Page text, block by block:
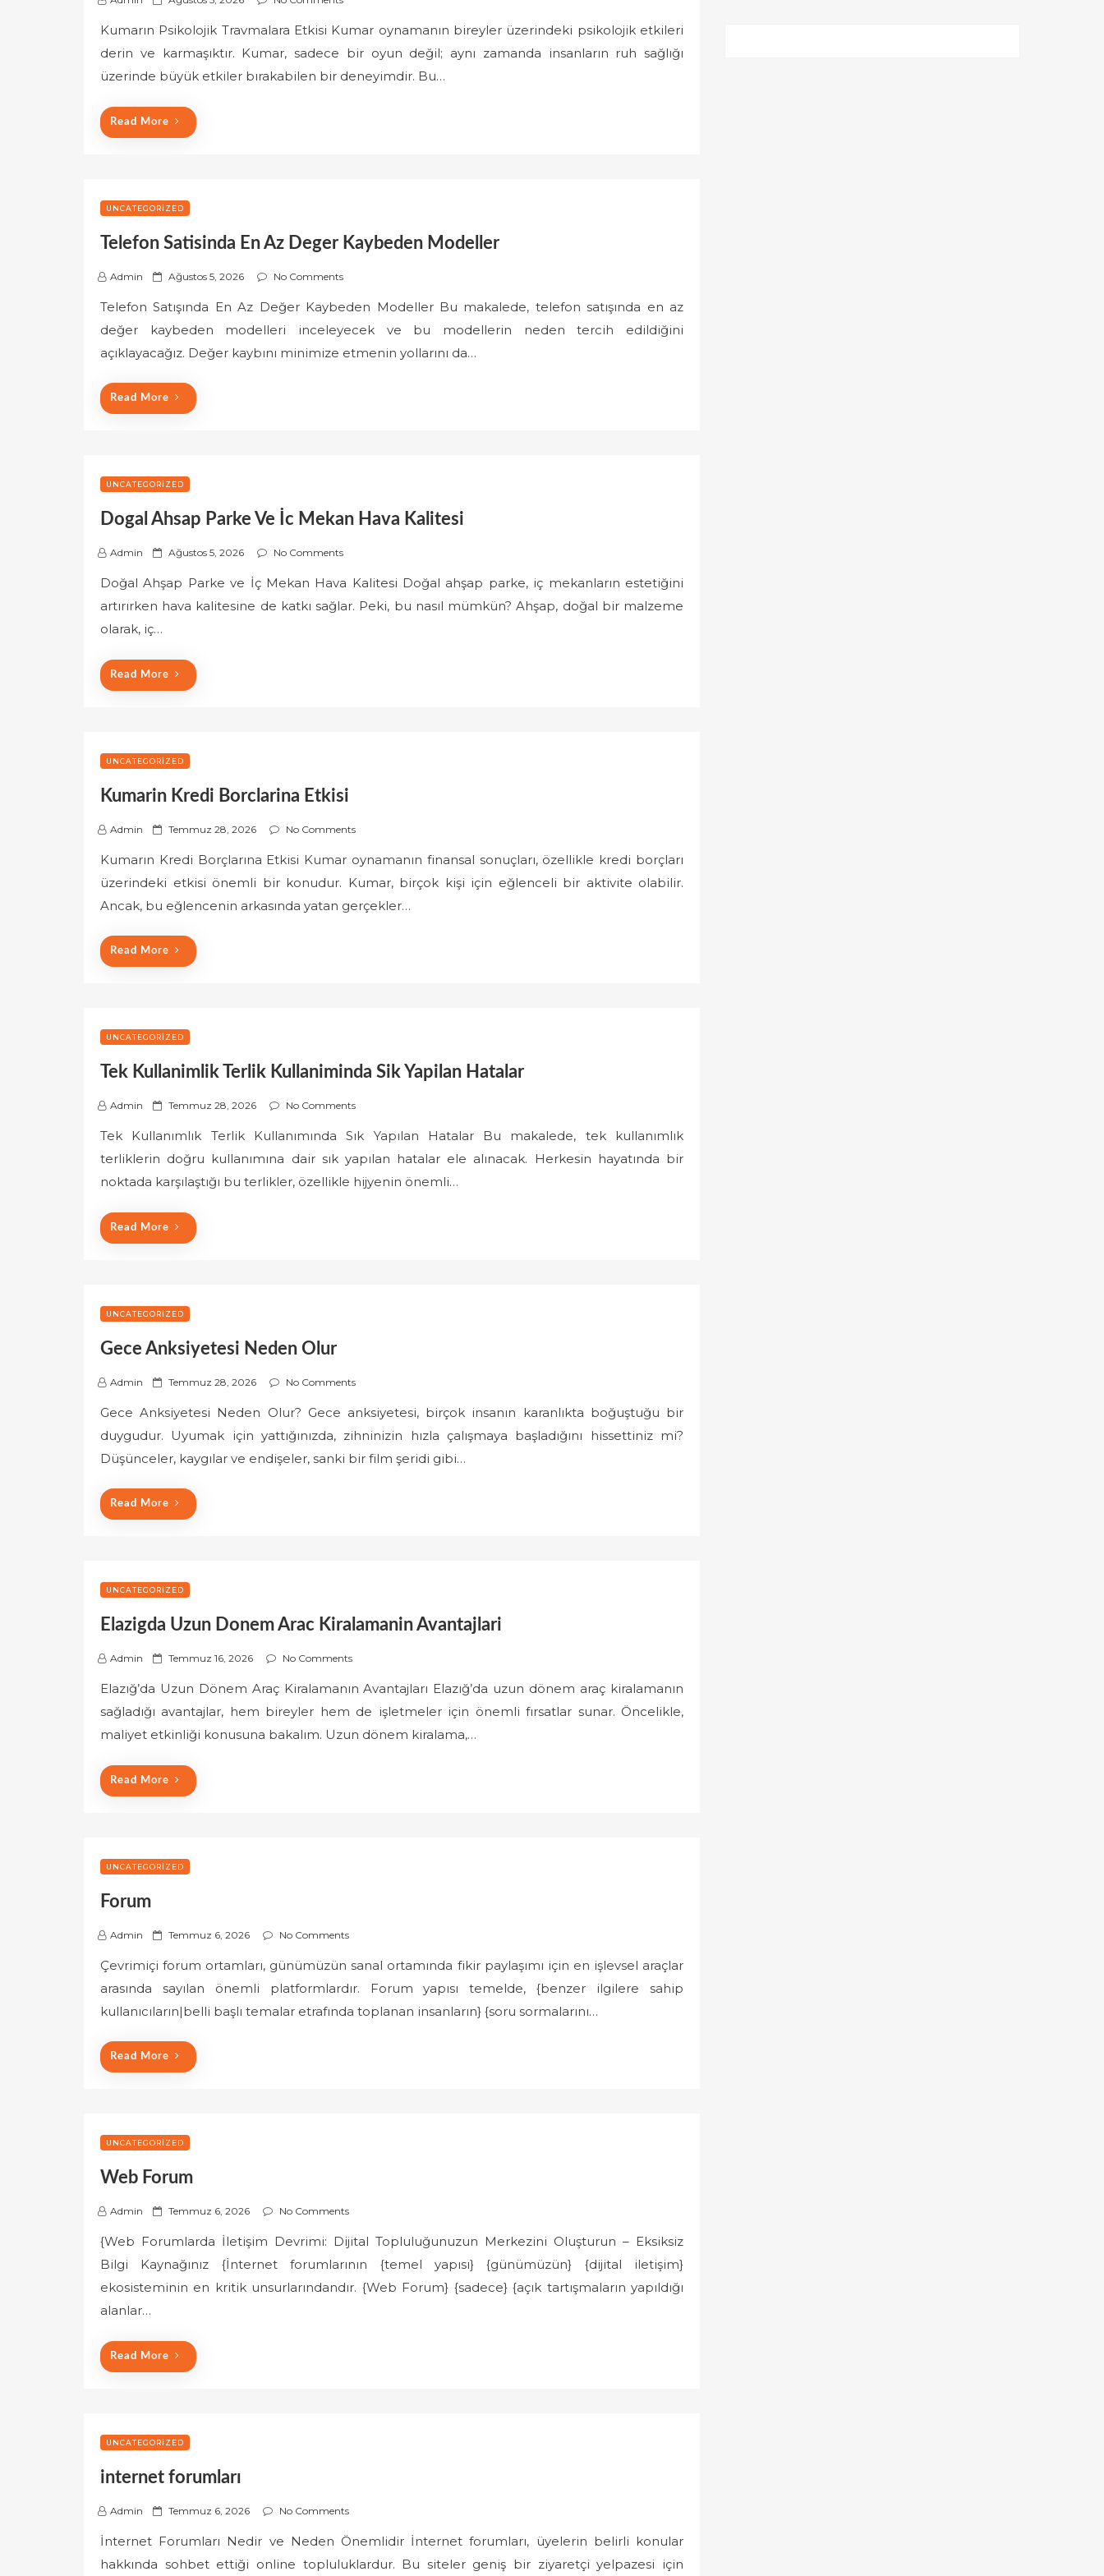
s
e
o
n
Kumarın Psikolojik Travmalara Etkisi Kumar oynamanın bireyler üzerindeki psikolojik etkileri
derin ve karmaşıktır. Kumar, sadece bir oyun değil; aynı zamanda insanların ruh sağlığı
üzerinde büyük etkiler bırakabilen bir deneyimdir. Bu…
Read More
UNCATEGORIZED
Telefon Satisinda En Az Deger Kaybeden Modeller
Admin
P
s
t
o
n
Ağustos 5, 2026 No Comments
Telefon Satışında En Az Değer Kaybeden Modeller Bu makalede, telefon satışında en az
değer kaybeden modelleri inceleyecek ve bu modellerin neden tercih edildiğini
açıklayacağız. Değer kaybını minimize etmenin yollarını da…
Read More
UNCATEGORIZED
Dogal Ahsap Parke Ve İc Mekan Hava Kalitesi
Admin
P
s
t
o
n
Ağustos 5, 2026 No Comments
Doğal Ahşap Parke ve İç Mekan Hava Kalitesi Doğal ahşap parke, iç mekanların estetiğini
artırırken hava kalitesine de katkı sağlar. Peki, bu nasıl mümkün? Ahşap, doğal bir malzeme
olarak, iç…
Read More
UNCATEGORIZED
Kumarin Kredi Borclarina Etkisi
Admin
P
s
t
o
n
Temmuz 28, 2026 No Comments
Kumarın Kredi Borçlarına Etkisi Kumar oynamanın finansal sonuçları, özellikle kredi borçları
üzerindeki etkisi önemli bir konudur. Kumar, birçok kişi için eğlenceli bir aktivite olabilir.
Ancak, bu eğlencenin arkasında yatan gerçekler…
Read More
UNCATEGORIZED
Tek Kullanimlik Terlik Kullaniminda Sik Yapilan Hatalar
Admin
P
s
e
o
n
Temmuz 28, 2026 No Comments
Tek Kullanımlık Terlik Kullanımında Sık Yapılan Hatalar Bu makalede, tek kullanımlık
terliklerin doğru kullanımına dair sık yapılan hatalar ele alınacak. Herkesin hayatında bir
noktada karşılaştığı bu terlikler, özellikle hijyenin önemli…
Read More
UNCATEGORIZED
Gece Anksiyetesi Neden Olur
Admin
P
s
o
n
Temmuz 28, 2026 No Comments
Gece Anksiyetesi Neden Olur? Gece anksiyetesi, birçok insanın karanlıkta boğuştuğu bir
duygudur. Uyumak için yattığınızda, zihninizin hızla çalışmaya başladığını hissettiniz mi?
Düşünceler, kaygılar ve endişeler, sanki bir film şeridi gibi…
Read More
UNCATEGORIZED
Elazigda Uzun Donem Arac Kiralamanin Avantajlari
Admin
P
s
t
e
o
n
Temmuz 16, 2026 No Comments
Elazığ’da Uzun Dönem Araç Kiralamanın Avantajları Elazığ’da uzun dönem araç kiralamanın
sağladığı avantajlar, hem bireyler hem de işletmeler için önemli fırsatlar sunar. Öncelikle,
maliyet etkinliği konusuna bakalım. Uzun dönem kiralama,…
Read More
UNCATEGORIZED
Forum
Admin
P
s
t
o
n
Temmuz 6, 2026 No Comments
Çevrimiçi forum ortamları, günümüzün sanal ortamında fikir paylaşımı için en işlevsel araçlar
arasında sayılan önemli platformlardır. Forum yapısı temelde, {benzer ilgilere sahip
kullanıcıların|belli başlı temalar etrafında toplanan insanların} {soru sormalarını…
Read More
UNCATEGORIZED
Web Forum
Admin
P
s
t
e
Temmuz 6, 2026 No Comments
{Web Forumlarda İletişim Devrimi: Dijital Topluluğunuzun Merkezini Oluşturun – Eksiksiz
Bilgi Kaynağınız {İnternet forumlarının {temel yapısı} {günümüzün} {dijital iletişim}
ekosisteminin en kritik unsurlarındandır. {Web Forum} {sadece} {açık tartışmaların yapıldığı
alanlar…
Read More
UNCATEGORIZED
internet forumları
Admin
P
s
Temmuz 6, 2026 No Comments
İnternet Forumları Nedir ve Neden Önemlidir İnternet forumları, üyelerin belirli konular
hakkında sohbet ettiği online topluluklardur. Bu siteler geniş bir ziyaretçi yelpazesi için